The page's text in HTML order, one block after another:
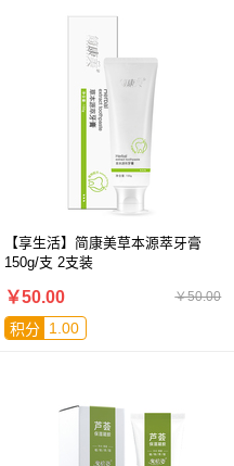
【享生活】简康美草本源萃牙膏
150g/支 2支装
￥50.00
￥50.00
积分 1.00